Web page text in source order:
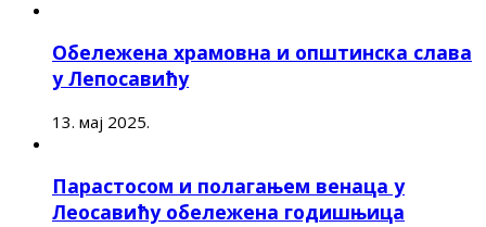
Обележена храмовна и општинска слава
у Лепосавићу
13. мај 2025.
Парастосом и полагањем венаца у
Леосавићу обележена годишњица